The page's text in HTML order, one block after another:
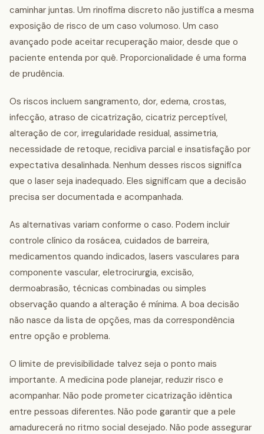
caminhar juntas. Um rinofima discreto não justifica a mesma
exposição de risco de um caso volumoso. Um caso
avançado pode aceitar recuperação maior, desde que o
paciente entenda por quê. Proporcionalidade é uma forma
de prudência.
Os riscos incluem sangramento, dor, edema, crostas,
infecção, atraso de cicatrização, cicatriz perceptível,
alteração de cor, irregularidade residual, assimetria,
necessidade de retoque, recidiva parcial e insatisfação por
expectativa desalinhada. Nenhum desses riscos significa
que o laser seja inadequado. Eles significam que a decisão
precisa ser documentada e acompanhada.
As alternativas variam conforme o caso. Podem incluir
controle clínico da rosácea, cuidados de barreira,
medicamentos quando indicados, lasers vasculares para
componente vascular, eletrocirurgia, excisão,
dermoabrasão, técnicas combinadas ou simples
observação quando a alteração é mínima. A boa decisão
não nasce da lista de opções, mas da correspondência
entre opção e problema.
O limite de previsibilidade talvez seja o ponto mais
importante. A medicina pode planejar, reduzir risco e
acompanhar. Não pode prometer cicatrização idêntica
entre pessoas diferentes. Não pode garantir que a pele
amadurecerá no ritmo social desejado. Não pode assegurar